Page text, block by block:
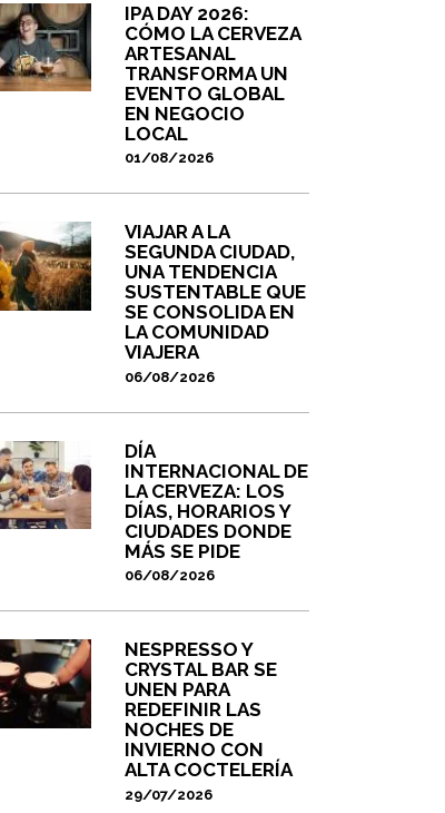
IPA DAY 2026:
CÓMO LA CERVEZA
ARTESANAL
TRANSFORMA UN
EVENTO GLOBAL
EN NEGOCIO
LOCAL
01/08/2026
VIAJAR A LA
SEGUNDA CIUDAD,
UNA TENDENCIA
SUSTENTABLE QUE
SE CONSOLIDA EN
LA COMUNIDAD
VIAJERA
06/08/2026
DÍA
INTERNACIONAL DE
LA CERVEZA: LOS
DÍAS, HORARIOS Y
CIUDADES DONDE
MÁS SE PIDE
06/08/2026
NESPRESSO Y
CRYSTAL BAR SE
UNEN PARA
REDEFINIR LAS
NOCHES DE
INVIERNO CON
ALTA COCTELERÍA
29/07/2026